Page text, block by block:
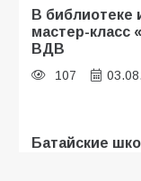
В библиотеке
мастер-
ВДВ
107
Батайские